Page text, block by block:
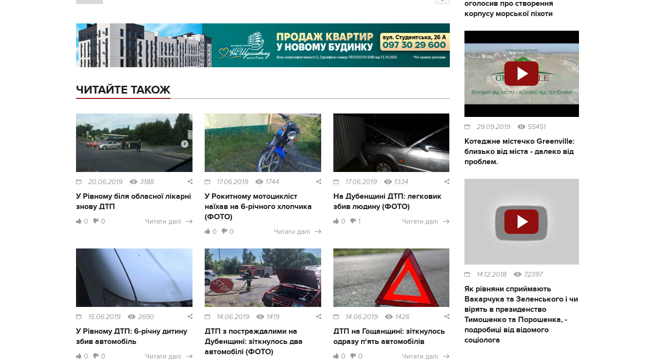
ЧИТАЙТЕ ТАКОЖ
20.06.2019 3188
У Рівному біля обласної лікарні
знову ДТП
0 0 Читати далі
17.06.2019 1744
У Рокитному мотоцикліст
наїхав на 6-річного хлопчика
(ФОТО)
0 0 Читати далі
17.06.2019 1334
На Дубенщині ДТП: легковик
збив людину (ФОТО)
0 1 Читати далі
15.06.2019 2690
У Рівному ДТП: 6-річну дитину
збив автомобіль
0 0 Читати далі
14.06.2019 1419
ДТП з постраждалими на
Дубенщині: зіткнулось два
автомобілі (ФОТО)
14.06.2019 1426
ДТП на Гощанщині: зіткнулось
одразу п‘ять автомобілів
0 0 Читати далі
оголосив про створення
корпусу морської піхоти
29.09.2019 55451
Котеджне містечко Greenville:
близько від міста - далеко від
проблем.
14.12.2018 72397
Як рівняни сприймають
Вакарчука та Зеленського і чи
вірять в президенство
Тимошенко та Порошенка, -
подробиці від відомого
соціолога